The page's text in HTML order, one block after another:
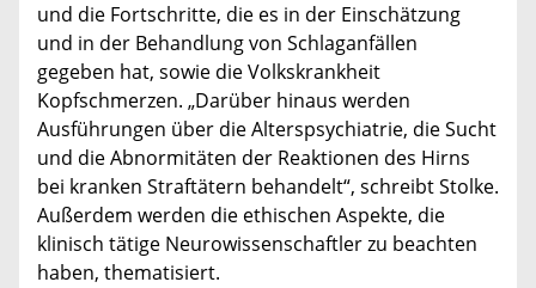
und die Fortschritte, die es in der Einschätzung
und in der Behandlung von Schlaganfällen
gegeben hat, sowie die Volkskrankheit
Kopfschmerzen. „Darüber hinaus werden
Ausführungen über die Alterspsychiatrie, die Sucht
und die Abnormitäten der Reaktionen des Hirns
bei kranken Straftätern behandelt“, schreibt Stolke.
Außerdem werden die ethischen Aspekte, die
klinisch tätige Neurowissenschaftler zu beachten
haben, thematisiert.